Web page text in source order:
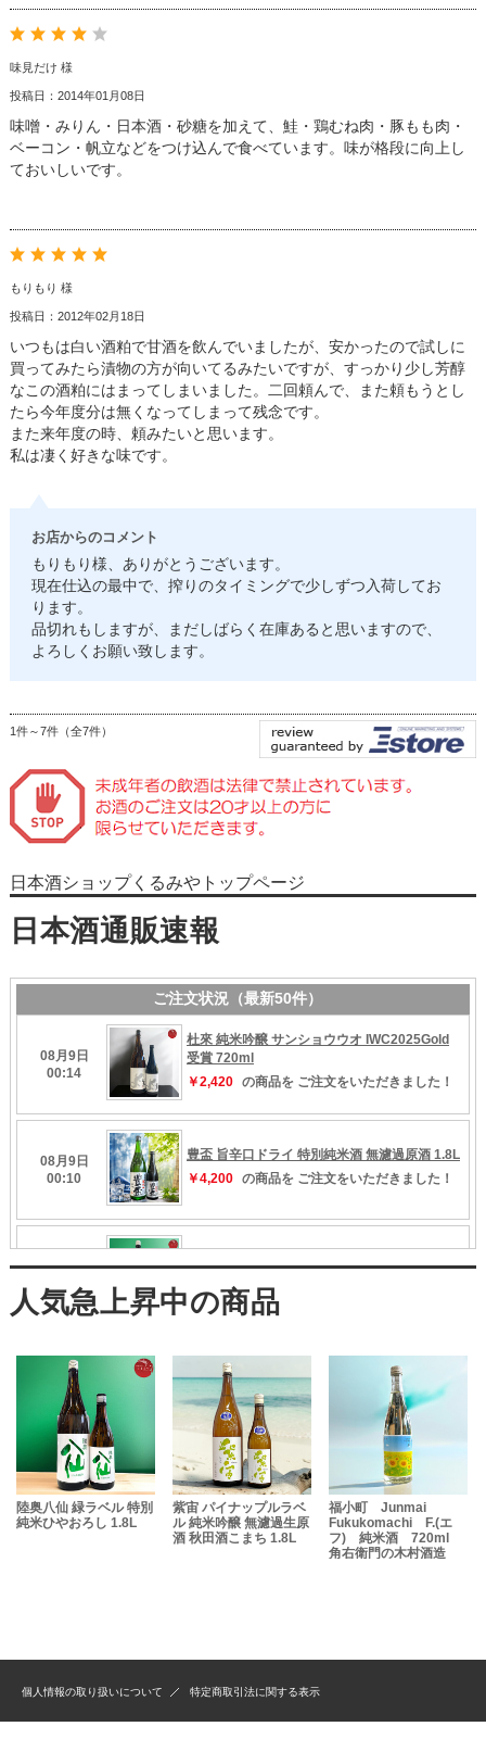
味見だけ 様
投稿日：2014年01月08日
味噌・みりん・日本酒・砂糖を加えて、鮭・鶏むね肉・豚もも肉・
ベーコン・帆立などをつけ込んで食べています。味が格段に向上し
ておいしいです。
もりもり 様
投稿日：2012年02月18日
いつもは白い酒粕で甘酒を飲んでいましたが、安かったので試しに
買ってみたら漬物の方が向いてるみたいですが、すっかり少し芳醇
なこの酒粕にはまってしまいました。二回頼んで、また頼もうとし
たら今年度分は無くなってしまって残念です。
また来年度の時、頼みたいと思います。
私は凄く好きな味です。
お店からのコメント
もりもり様、ありがとうございます。
現在仕込の最中で、搾りのタイミングで少しずつ入荷してお
ります。
品切れもしますが、まだしばらく在庫あると思いますので、
よろしくお願い致します。
1件～7件（全7件）
日本酒ショップくるみやトップページ
陸奥八仙 緑ラベル 特別
純米ひやおろし 1.8L
紫宙 パイナップルラベ
ル 純米吟醸 無濾過生原
酒 秋田酒こまち 1.8L
福小町 Junmai
Fukukomachi F.(エ
フ) 純米酒 720ml
角右衛門の木村酒造
個人情報の取り扱いについて 特定商取引法に関する表示